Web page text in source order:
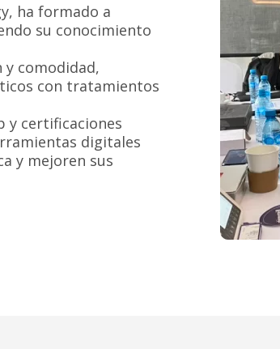
ha formado a
su conocimiento
comodidad,
con tratamientos
y certificaciones
digitales
y mejoren sus